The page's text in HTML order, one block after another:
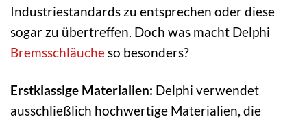
Industriestandards zu entsprechen oder diese
sogar zu übertreffen. Doch was macht Delphi
Bremsschläucheso besonders?
Erstklassige Materialien: Delphi verwendet
ausschließlich hochwertige Materialien, die